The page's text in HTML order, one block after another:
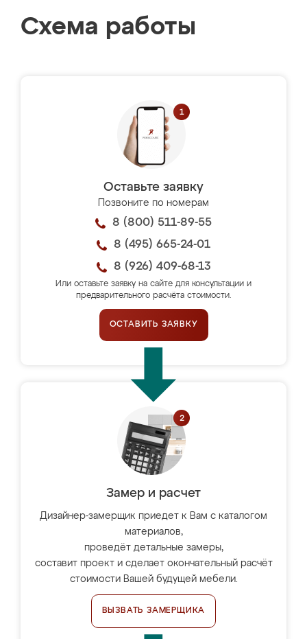
Схема работы
Оставьте заявку
Позвоните по номерам
8 (800) 511-89-55
8 (495) 665-24-01
8 (926) 409-68-13
Или оставьте заявку на сайте для консультации и
предварительного расчёта стоимости.
ОСТАВИТЬ ЗАЯВКУ
Замер и расчет
Дизайнер-замерщик приедет к Вам с каталогом
материалов,
проведёт детальные замеры,
составит проект и сделает окончательный расчёт
стоимости Вашей будущей мебели.
ВЫЗВАТЬ ЗАМЕРЩИКА